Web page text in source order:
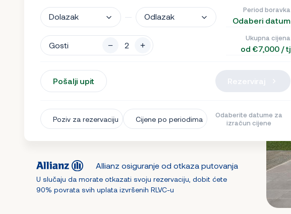
Dolazak Odlazak
Period boravka
Odaberi datum
Gosti
Ukupna cijena
od €7,000 / tj
Pošalji upit
Poziv za rezervaciju Cijene po periodima
Odaberite datume za
izračun cijene
Allianz osiguranje od otkaza putovanja
U slučaju da morate otkazati svoju rezervaciju, dobit ćete
90% povrata svih uplata izvršenih RLVC-u